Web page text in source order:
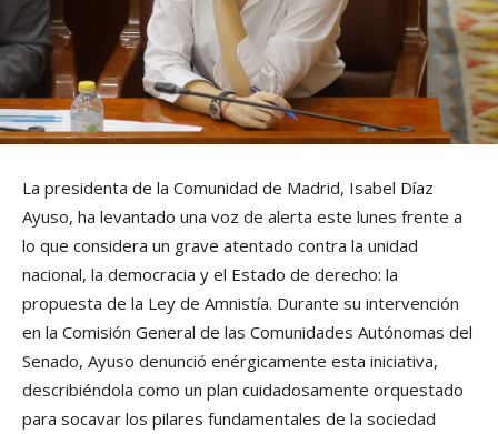
La presidenta de la Comunidad de Madrid, Isabel Díaz
Ayuso, ha levantado una voz de alerta este lunes frente a
lo que considera un grave atentado contra la unidad
nacional, la democracia y el Estado de derecho: la
propuesta de la Ley de Amnistía. Durante su intervención
en la Comisión General de las Comunidades Autónomas del
Senado, Ayuso denunció enérgicamente esta iniciativa,
describiéndola como un plan cuidadosamente orquestado
para socavar los pilares fundamentales de la sociedad